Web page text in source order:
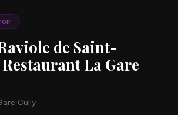
de Saint-
Restaurant La Gare
Cully